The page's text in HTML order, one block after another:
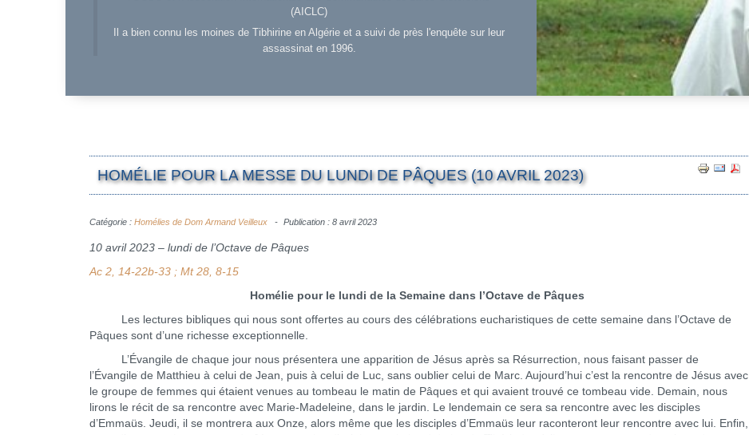
(AICLC)
Il a bien connu les moines de Tibhirine en Algérie et a suivi de près l'enquête sur leur
assassinat en 1996.
HOMÉLIE POUR LA MESSE DU LUNDI DE PÂQUES (10 AVRIL 2023)
Catégorie : Homélies de Dom Armand Veilleux Publication : 8 avril 2023
10 avril 2023 – lundi de l’Octave de Pâques
Ac 2, 14-22b-33 ; Mt 28, 8-15
Homélie pour le lundi de la Semaine dans l’Octave de Pâques
Les lectures bibliques qui nous sont offertes au cours des célébrations eucharistiques de cette semaine dans l’Octave de
Pâques sont d’une richesse exceptionnelle.
L’Évangile de chaque jour nous présentera une apparition de Jésus après sa Résurrection, nous faisant passer de
l’Évangile de Matthieu à celui de Jean, puis à celui de Luc, sans oublier celui de Marc. Aujourd’hui c’est la rencontre de Jésus avec
le groupe de femmes qui étaient venues au tombeau le matin de Pâques et qui avaient trouvé ce tombeau vide. Demain, nous
lirons le récit de sa rencontre avec Marie-Madeleine, dans le jardin. Le lendemain ce sera sa rencontre avec les disciples
d’Emmaüs. Jeudi, il se montrera aux Onze, alors même que les disciples d’Emmaüs leur raconteront leur rencontre avec lui. Enfin,